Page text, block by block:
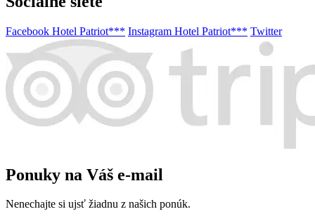
Facebook Hotel Patriot*** Instagram Hotel Patriot*** Twitter
Ponuky na Váš e-mail
Nenechajte si ujsť žiadnu z našich ponúk.